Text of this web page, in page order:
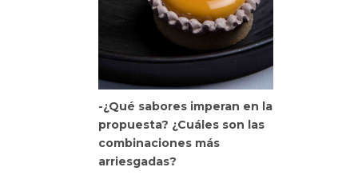
-¿Qué sabores imperan en la
propuesta? ¿Cuáles son las
combinaciones más
arriesgadas?